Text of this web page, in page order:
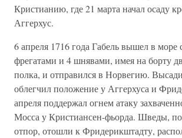
Кристианию, где 21 марта начал осаду
Аггерхус.
6 апреля 1716 года Габель вышел в море
фрегатами и 4 шнявами, имея на борту
полка, и отправился в Норвегию.
облегчил положение у Аггерхуса и
апреля поддержал огнем атаку
Мосса у Кристиансен-фьорда. Шведы,
отпор, отошли к Фридерикштадту,